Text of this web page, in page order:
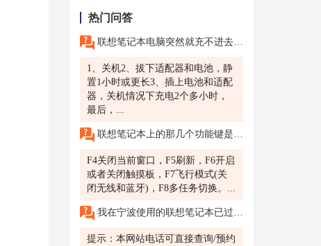
热门问答
联想笔记本电脑突然就充不进去电了是为什么,求高人解答!
1、关机2、拔下适配器和电池，静
置1小时或更长3、插上电池和适配
器，关机情况下充电2个多小时，
最后，...
联想笔记本上的那几个功能键是什么意思?
F4关闭当前窗口，F5刷新，F6开启
或者关闭触摸板，F7飞行模式(关
闭无线和蓝牙)，F8多任务切换。...
我在宁波使用的联想笔记本已过保，但出现了硬件故障，如何进行维修?
提示：本网站电话可直接查询/预约